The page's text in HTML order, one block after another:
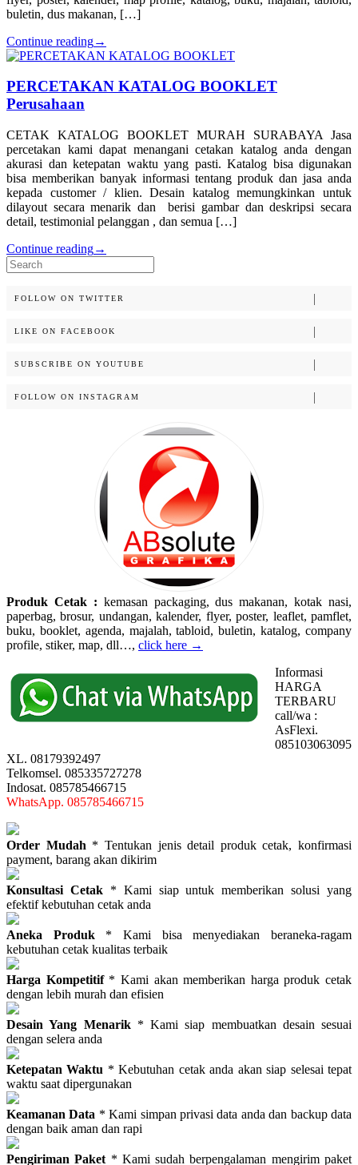
buletin, dus makanan, […]
Continue reading→
PERCETAKAN KATALOG BOOKLET
Perusahaan
CETAK KATALOG BOOKLET MURAH SURABAYA Jasa
percetakan kami dapat menangani cetakan katalog anda dengan
akurasi dan ketepatan waktu yang pasti. Katalog bisa digunakan
bisa memberikan banyak informasi tentang produk dan jasa anda
kepada customer / klien. Desain katalog memungkinkan untuk
dilayout secara menarik dan berisi gambar dan deskripsi secara
detail, testimonial pelanggan , dan semua […]
Continue reading→
Search
for:
FOLLOW ON TWITTER
LIKE ON FACEBOOK
SUBSCRIBE ON YOUTUBE
FOLLOW ON INSTAGRAM
Produk Cetak : kemasan packaging, dus makanan, kotak nasi,
paperbag, brosur, undangan, kalender, flyer, poster, leaflet, pamflet,
buku, booklet, agenda, majalah, tabloid, buletin, katalog, company
profile, stiker, map, dll…, click here →
Informasi
HARGA
TERBARU
call/wa :
AsFlexi.
085103063095
XL. 08179392497
Telkomsel. 085335727278
Indosat. 085785466715
WhatsApp. 085785466715
Order Mudah * Tentukan jenis detail produk cetak, konfirmasi
payment, barang akan dikirim
Konsultasi Cetak* Kami siap untuk memberikan solusi yang
efektif kebutuhan cetak anda
Aneka Produk * Kami bisa menyediakan beraneka-ragam
kebutuhan cetak kualitas terbaik
Harga Kompetitif* Kami akan memberikan harga produk cetak
dengan lebih murah dan efisien
Desain Yang Menarik* Kami siap membuatkan desain sesuai
dengan selera anda
Ketepatan Waktu * Kebutuhan cetak anda akan siap selesai tepat
waktu saat dipergunakan
Keamanan Data * Kami simpan privasi data anda dan backup data
dengan baik aman dan rapi
Pengiriman Paket * Kami sudah berpengalaman mengirim paket